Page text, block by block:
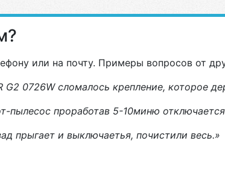
или на почту. Примеры вопросов от
G2 0726W сломалось крепление, которое
пылесос проработав 5-10миню
прыгает и выключаетья, почистили весь.»